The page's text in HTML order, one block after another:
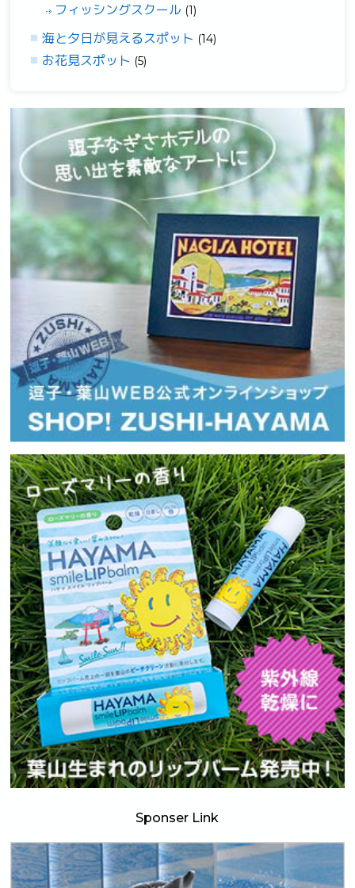
フィッシングスクール (1)
海と夕日が見えるスポット (14)
お花見スポット (5)
Sponser Link